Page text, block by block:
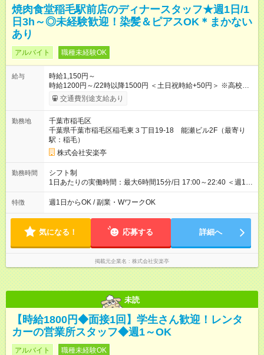
焼肉食堂稲毛駅前店のディナースタッフ★週1日/1
日3h～◎未経験歓迎！染髪＆ピアスOK＊まかない
あり
アルバイト 職種未経験OK
給与
時給1,150円～
時給1200円～/22時以降1500円 ＜土日祝時給+50円＞ ※高校生
時給1150円 【試用期間】試用期間あり 試用期間の長さ：12ヶ
月 雇用形態、給与は本採用時と同じです。 ※最大12ヶ月の間
交通費別途支給あり
勤務地
千葉市稲毛区
千葉県千葉市稲毛区稲毛東３丁目19-18 能瀬ビル2F（最寄り
駅：稲毛）
株式会社安楽亭
勤務時間
シフト制
1日あたりの実働時間：最大6時間15分/日 17:00～22:40 ＜週1日
～/短時間OK！＞ ※18歳未満・高校生は21:30までの勤務 ・シフ
トは自己申告制だから私生活優先でOK◎ ・週1日もあれば週5日
して短時間」など希望に合わせて働けます！
特徴 週1日からOK / 副業・WワークOK
気になる！ 応募する 詳細へ
掲載元企業名 株式会社安楽亭
未読
【時給1800円◆面接1回】学生さん歓迎！レンタ
カーの営業所スタッフ◆週1～OK
アルバイト 職種未経験OK